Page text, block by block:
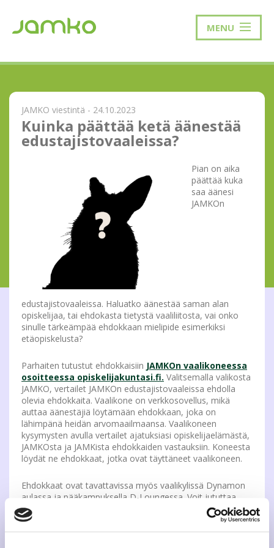
MENU
JAMKO viestintä - 24.10.2023
Kuinka päättää ketä äänestää
edustajistovaaleissa?
Pian on aika
päättää kuka
saa äänesi
JAMKOn
edustajistovaaleissa. Haluatko äänestää saman alan
opiskelijaa, tai ehdokasta tietystä vaaliliitosta, vai onko
sinulle tärkeämpää ehdokkaan mielipide esimerkiksi
etäopiskelusta?
Parhaiten tutustut ehdokkaisiin JAMKOn vaalikoneessa
osoitteessa opiskelijakuntasi.fi. Valitsemalla valikosta
JAMKO, vertailet JAMKOn edustajistovaaleissa ehdolla
olevia ehdokkaita. Vaalikone on verkkosovellus, mikä
auttaa äänestäjiä löytämään ehdokkaan, joka on
lähimpänä heidän arvomaailmaansa. Vaalikoneen
kysymysten avulla vertailet ajatuksiasi opiskelijaelämästä,
JAMKOsta ja JAMKista ehdokkaiden vastauksiin. Koneesta
löydät ne ehdokkaat, jotka ovat täyttäneet vaalikoneen.
Ehdokkaat ovat tavattavissa myös vaalikylissä Dynamon
aulassa ja pääkampuksella D-Loungessa. Voit jututtaa
mm. vaaliliittojen edustajia heidän näkemyksistään ja siitä
kuinka he edistäisivät opiskelijoiden asioita JAMKOssa.
Vaalikylät järjestetään Dynamolla 31.10. klo 11.00 – 12.30